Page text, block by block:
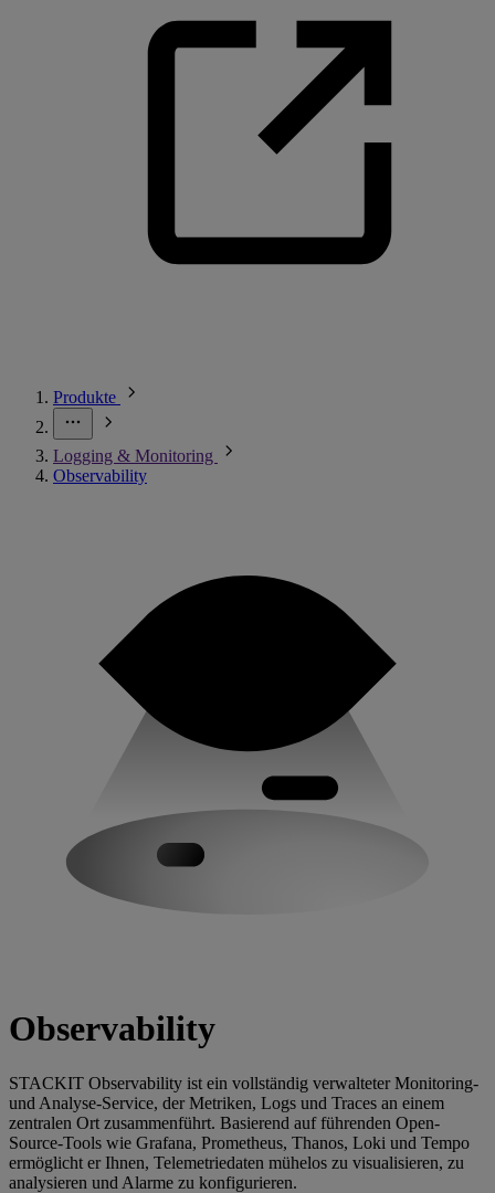
Produkte
Logging & Monitoring
Observability
Observability
STACKIT Observability ist ein vollständig verwalteter Monitoring-
und Analyse-Service, der Metriken, Logs und Traces an einem
zentralen Ort zusammenführt. Basierend auf führenden Open-
Source-Tools wie Grafana, Prometheus, Thanos, Loki und Tempo
ermöglicht er Ihnen, Telemetriedaten mühelos zu visualisieren, zu
analysieren und Alarme zu konfigurieren.